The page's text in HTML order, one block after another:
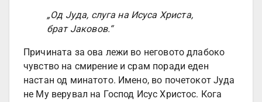
„Од Јуда, слуга на Исуса Христа,
брат Јаковов.“
Причината за ова лежи во неговото длабоко
чувство на смирение и срам поради еден
настан од минатото. Имено, во почетокот Јуда
не Му верувал на Господ Исус Христос. Кога